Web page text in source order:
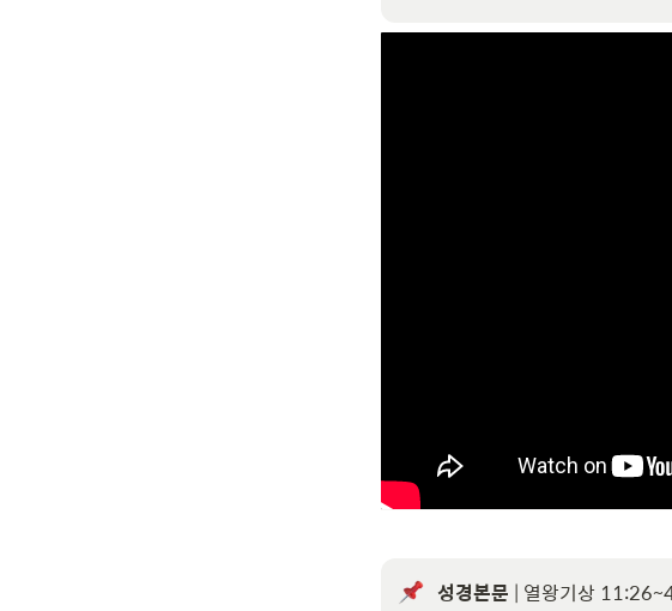
성경본문 | 열왕기상